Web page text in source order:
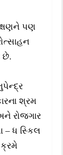
પણ
છે.
શ્રમ
રોજગાર
– ધ સ્કિલ